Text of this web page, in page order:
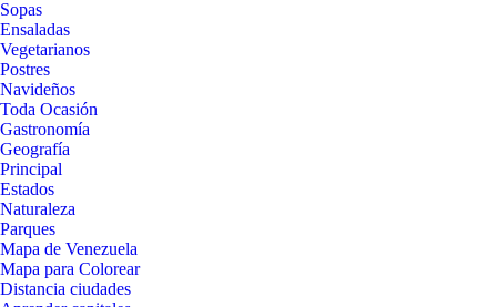
Sopas
Ensaladas
Vegetarianos
Postres
Navideños
Toda Ocasión
Gastronomía
Geografía
Principal
Estados
Naturaleza
Parques
Mapa de Venezuela
Mapa para Colorear
Distancia ciudades